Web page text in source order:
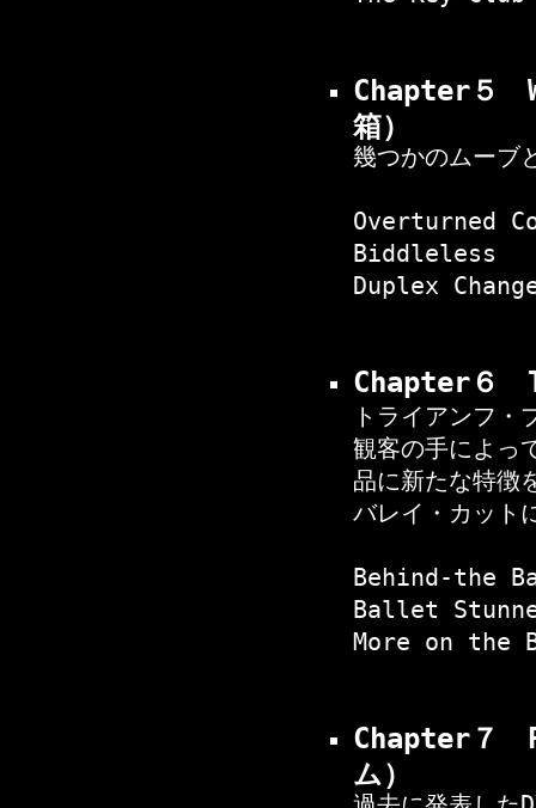
Chapter５
箱）
幾つかのムーブ
Overturned
Biddleless
Duplex
Chapter６
トライアンフ・
観客の手によっ
品に新たな特徴
バレイ・カット
Behind-the
Ballet
More on the
Chapter７
ム）